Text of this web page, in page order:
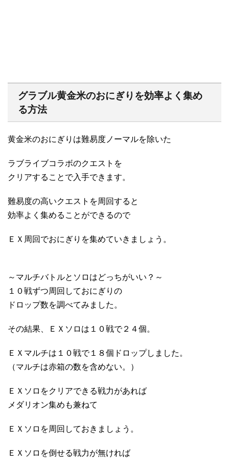
グラブル黄金米のおにぎりを効率よく集め
る方法
黄金米のおにぎりは難易度ノーマルを除いた
ラブライブコラボのクエストを
クリアすることで入手できます。
難易度の高いクエストを周回すると
効率よく集めることができるので
ＥＸ周回でおにぎりを集めていきましょう。
～マルチバトルとソロはどっちがいい？～
１０戦ずつ周回しておにぎりの
ドロップ数を調べてみました。
その結果、ＥＸソロは１０戦で２４個。
ＥＸマルチは１０戦で１８個ドロップしました。
（マルチは赤箱の数を含めない。）
ＥＸソロをクリアできる戦力があれば
メダリオン集めも兼ねて
ＥＸソロを周回しておきましょう。
ＥＸソロを倒せる戦力が無ければ